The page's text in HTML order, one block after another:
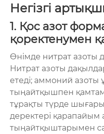
Негізгі
1. Қос азот
қоректенумен
Өнімде нитрат азоты
Нитрат азоты
етеді; аммоний азоты
тыңайтқышпен
тұрақты түрде
деректері
тыңайтқыштарымен